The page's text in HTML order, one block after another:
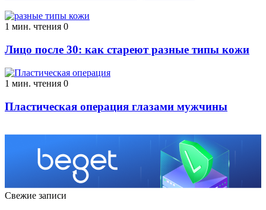
1 мин. чтения 0
Лицо после 30: как стареют разные типы кожи
1 мин. чтения 0
Пластическая операция глазами мужчины
Свежие записи